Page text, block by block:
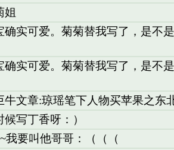
姐
确实可爱。菊菊替我写了，是不
确实可爱。菊菊替我写了，是不
牛文章:琼瑶笔下人物买苹果之东
候写丁香呀：）
我要叫他哥哥：（（（